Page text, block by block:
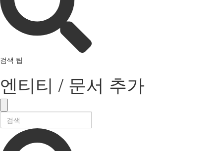
검색 팁
엔티티 / 문서 추가